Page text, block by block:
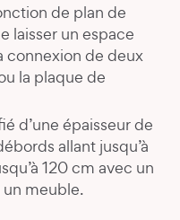
de plan de
laisser un espace
connexion de deux
la plaque de
d’une épaisseur de
allant jusqu’à
120 cm avec un
un meuble.